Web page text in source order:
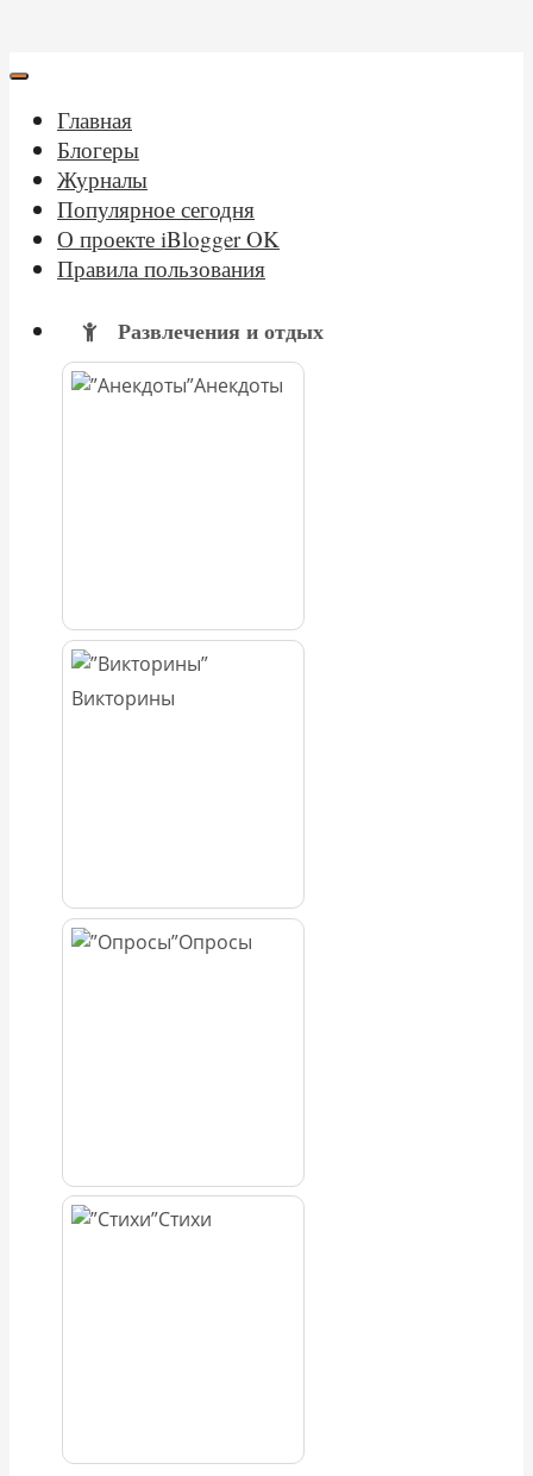
Главная
Блогеры
Журналы
Популярное сегодня
О проекте iBlogger OK
Правила пользования
Развлечения и отдых
Анекдоты
Викторины
Опросы
Стихи